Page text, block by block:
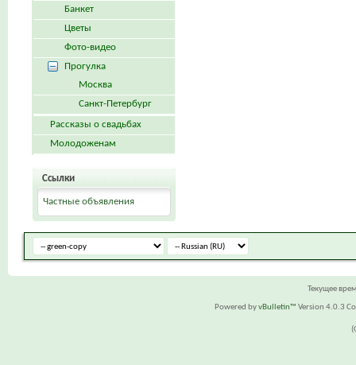
Банкет
Цветы
Фото-видео
Прогулка
Москва
Санкт-Петербург
Рассказы о свадьбах
Молодоженам
Ссылки
Частные объявления
Текущее
Powered byvBulletin™ Version 4.0.3